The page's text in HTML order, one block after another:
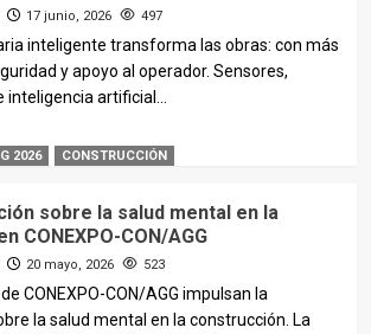
17 junio, 2026 497
inteligente transforma las obras: con más
y apoyo al operador. Sensores,
artificial...
2026 CONSTRUCCIÓN
sobre la salud mental en la
CONEXPO-CON/AGG
20 mayo, 2026 523
CONEXPO-CON/AGG impulsan la
la salud mental en la construcción. La